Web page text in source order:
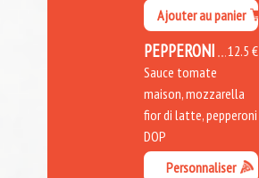
Ajouter au panier
12.5 €
PEPPERONI
Sauce tomate
maison, mozzarella
fior di latte, pepperoni
DOP
Personnaliser